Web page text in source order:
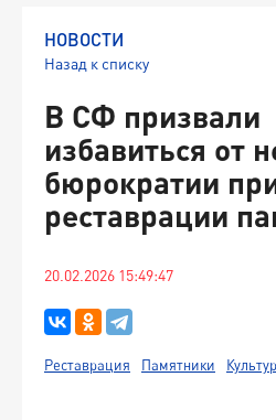
НОВОСТИ
Назад к списку
В СФ призвали
избавиться от
бюрократии
реставрации
20.02.2026 15:49:47
Реставрация Памятники